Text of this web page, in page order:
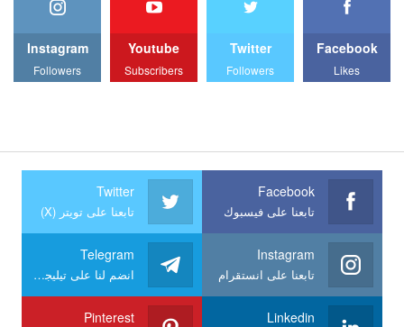
Facebook
Likes
Twitter
Followers
Youtube
Subscribers
Instagram
Followers
Facebook
تابعنا على فيسبوك
Twitter
تابعنا على تويتر (X)
Instagram
تابعنا على انستقرام
Telegram
انضم لنا على تيليجرام
Linkedin
Pinterest